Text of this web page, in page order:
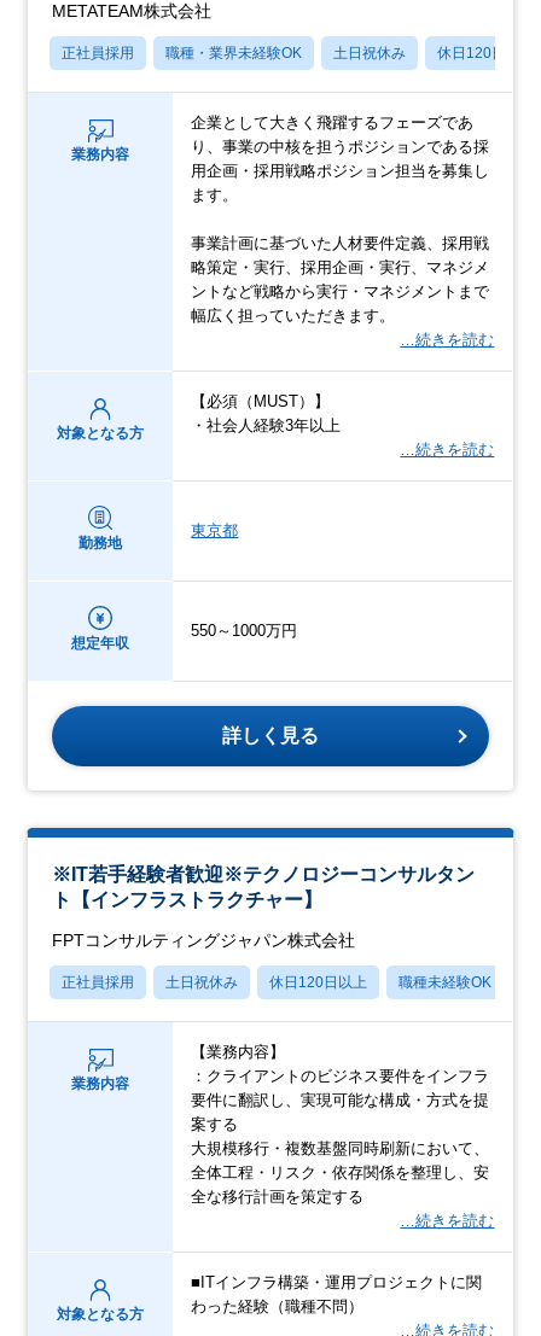
METATEAM株式会社
正社員採用 職種・業界未経験OK 土日祝休み 休日120日以上
業務内容
企業として大きく飛躍するフェーズであ
り、事業の中核を担うポジションである採
用企画・採用戦略ポジション担当を募集し
ます。
事業計画に基づいた人材要件定義、採用戦
略策定・実行、採用企画・実行、マネジメ
ントなど戦略から実行・マネジメントまで
幅広く担っていただきます。
…続きを読む
対象となる方
【必須（MUST）】
・社会人経験3年以上
…続きを読む
勤務地
東京都
想定年収
550～1000万円
詳しく見る
※IT若手経験者歓迎※テクノロジーコンサルタン
ト【インフラストラクチャー】
FPTコンサルティングジャパン株式会社
正社員採用 土日祝休み 休日120日以上 職種未経験OK
業務内容
【業務内容】
：クライアントのビジネス要件をインフラ
要件に翻訳し、実現可能な構成・方式を提
案する
大規模移行・複数基盤同時刷新において、
全体工程・リスク・依存関係を整理し、安
全な移行計画を策定する
…続きを読む
対象となる方
■ITインフラ構築・運用プロジェクトに関
わった経験（職種不問）
…続きを読む